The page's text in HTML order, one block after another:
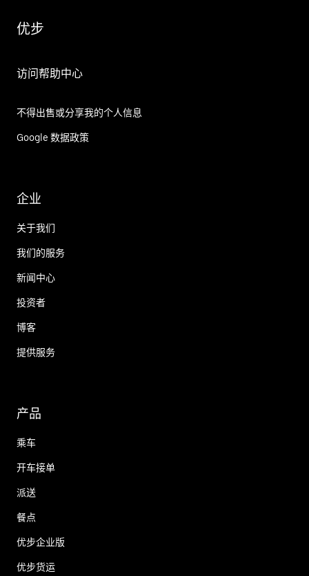
优步
访问帮助中心
不得出售或分享我的个人信息
Google 数据政策
企业
关于我们
我们的服务
新闻中心
投资者
博客
提供服务
产品
乘车
开车接单
派送
餐点
优步企业版
优步货运